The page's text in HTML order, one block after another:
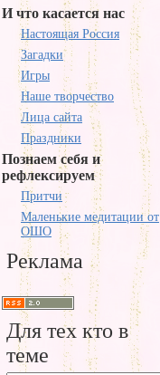
И что касается нас
Настоящая Россия
Загадки
Игры
Наше творчество
Лица сайта
Праздники
Познаем себя и
рефлексируем
Притчи
Маленькие медитации от
ОШО
Реклама
Для тех кто в
теме